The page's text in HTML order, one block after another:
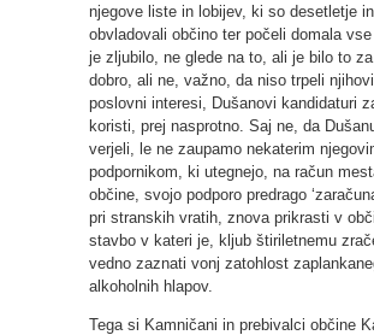
njegove liste in lobijev, ki so desetletje
obvladovali občino ter počeli domala
je zljubilo, ne glede na to, ali je bilo to
dobro, ali ne, važno, da niso trpeli
poslovni interesi, Dušanovi kandidaturi
koristi, prej nasprotno. Saj ne, da
verjeli, le ne zaupamo nekaterim
podpornikom, ki utegnejo, na račun
občine, svojo podporo predrago
pri stranskih vratih, znova prikrasti v
stavbo v kateri je, kljub štiriletnemu
vedno zaznati vonj zatohlost
alkoholnih hlapov.
Tega si Kamničani in prebivalci občine